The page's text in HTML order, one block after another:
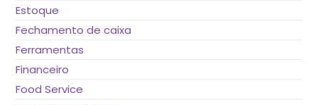
Estoque
Fechamento de caixa
Ferramentas
Financeiro
Food Service